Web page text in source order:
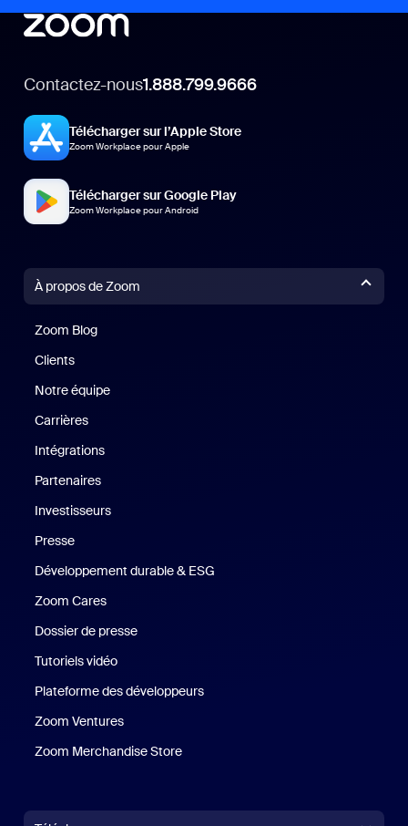
Contactez-nous1.888.799.9666
Télécharger sur l’Apple Store
Zoom Workplace pour Apple
Télécharger sur Google Play
Zoom Workplace pour Android
À propos de Zoom
Zoom Blog
Clients
Notre équipe
Carrières
Intégrations
Partenaires
Investisseurs
Presse
Développement durable & ESG
Zoom Cares
Dossier de presse
Tutoriels vidéo
Plateforme des développeurs
Zoom Ventures
Zoom Merchandise Store